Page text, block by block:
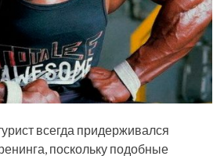
всегда придерживался
поскольку подобные